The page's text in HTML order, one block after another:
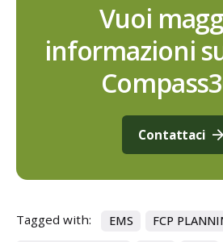
Vuoi
informazioni
Contattaci
Tagged with: EMS
FCP